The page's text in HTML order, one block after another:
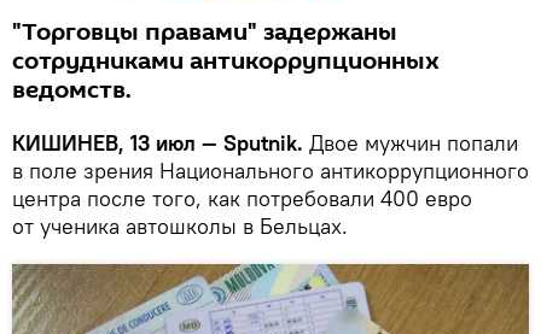
"Торговцы правами" задержаны
сотрудниками антикоррупционных
ведомств.
КИШИНЕВ, 13 июл — Sputnik. Двое мужчин попали
в поле зрения Национального антикоррупционного
центра после того, как потребовали 400 евро
от ученика автошколы в Бельцах.